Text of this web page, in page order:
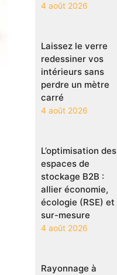
4 août 2026
Laissez le verre
redessiner vos
intérieurs sans
perdre un mètre
carré
4 août 2026
L’optimisation des
espaces de
stockage B2B :
allier économie,
écologie (RSE) et
sur-mesure
4 août 2026
Rayonnage à